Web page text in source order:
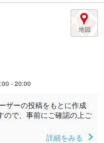
- 20:00
ザーの投稿をもとに作成
ので、事前にご確認の上ご
詳細をみる